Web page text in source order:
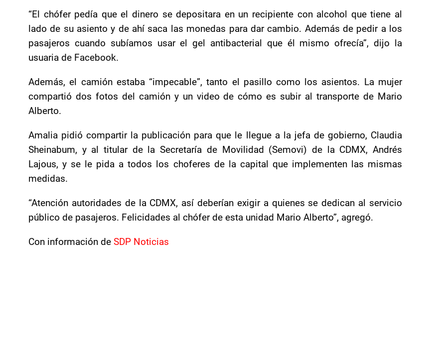
“El chófer pedía que el dinero se depositara en un recipiente con alcohol que tiene al
lado de su asiento y de ahí saca las monedas para dar cambio. Además de pedir a los
pasajeros cuando subíamos usar el gel antibacterial que él mismo ofrecía”, dijo la
usuaria de Facebook.
Además, el camión estaba “impecable”, tanto el pasillo como los asientos. La mujer
compartió dos fotos del camión y un video de cómo es subir al transporte de Mario
Alberto.
Amalia pidió compartir la publicación para que le llegue a la jefa de gobierno, Claudia
Sheinabum, y al titular de la Secretaría de Movilidad (Semovi) de la CDMX, Andrés
Lajous, y se le pida a todos los choferes de la capital que implementen las mismas
medidas.
“Atención autoridades de la CDMX, así deberían exigir a quienes se dedican al servicio
público de pasajeros. Felicidades al chófer de esta unidad Mario Alberto”, agregó.
Con información deSDP Noticias